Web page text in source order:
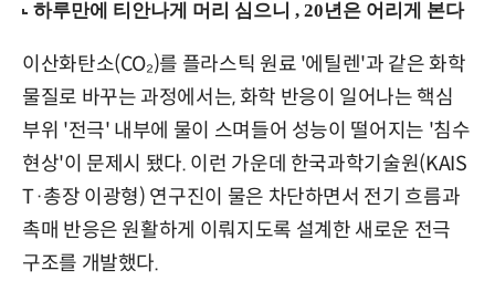
이산화탄소(CO₂)를 플라스틱 원료 '에틸렌'과 같은 화학
물질로 바꾸는 과정에서는, 화학 반응이 일어나는 핵심
부위 '전극' 내부에 물이 스며들어 성능이 떨어지는 '침수
현상'이 문제시 됐다. 이런 가운데 한국과학기술원(KAIS
T·총장 이광형) 연구진이 물은 차단하면서 전기 흐름과
촉매 반응은 원활하게 이뤄지도록 설계한 새로운 전극
구조를 개발했다.